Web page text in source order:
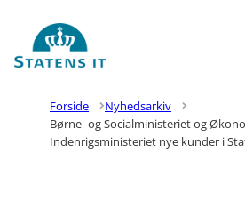
Gå til forsiden
Forside
Nyhedsarkiv
Børne- og Socialministeriet og
Indenrigsministeriet nye kunder i